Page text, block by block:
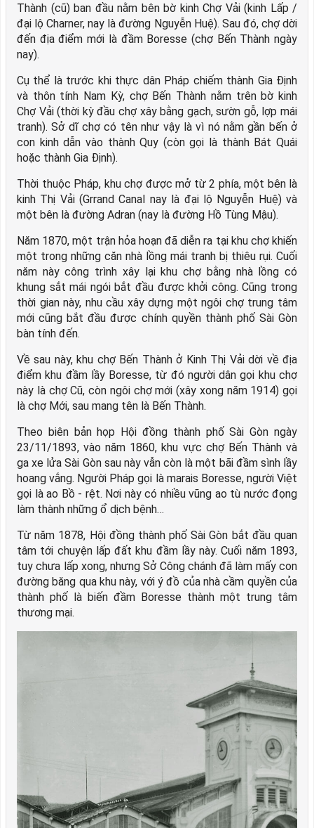
Thành (cũ) ban đầu nằm bên bờ kinh Chợ Vải (kinh Lấp /
đại lộ Charner, nay là đường Nguyễn Huệ). Sau đó, chợ dời
đến địa điểm mới là đầm Boresse (chợ Bến Thành ngày
nay).
Cụ thể là trước khi thực dân Pháp chiếm thành Gia Định
và thôn tính Nam Kỳ, chợ Bến Thành nằm trên bờ kinh
Chợ Vải (thời kỳ đầu chợ xây bằng gạch, sườn gỗ, lợp mái
tranh). Sở dĩ chợ có tên như vậy là vì nó nằm gần bến ở
con kinh dẫn vào thành Quy (còn gọi là thành Bát Quái
hoặc thành Gia Định).
Thời thuộc Pháp, khu chợ được mở từ 2 phía, một bên là
kinh Thị Vải (Grrand Canal nay là đại lộ Nguyễn Huệ) và
một bên là đường Adran (nay là đường Hồ Tùng Mậu).
Năm 1870, một trận hỏa hoạn đã diễn ra tại khu chợ khiến
một trong những căn nhà lồng mái tranh bị thiêu rụi. Cuối
năm này công trình xây lại khu chợ bằng nhà lồng có
khung sắt mái ngói bắt đầu được khởi công. Cũng trong
thời gian này, nhu cầu xây dựng một ngôi chợ trung tâm
mới cũng bắt đầu được chính quyền thành phố Sài Gòn
bàn tính đến.
Về sau này, khu chợ Bến Thành ở Kinh Thị Vải dời về địa
điểm khu đầm lầy Boresse, từ đó người dân gọi khu chợ
này là chợ Cũ, còn ngôi chợ mới (xây xong năm 1914) gọi
là chợ Mới, sau mang tên là Bến Thành.
Theo biên bản họp Hội đồng thành phố Sài Gòn ngày
23/11/1893, vào năm 1860, khu vực chợ Bến Thành và
ga xe lửa Sài Gòn sau này vẫn còn là một bãi đầm sình lầy
hoang vắng. Người Pháp gọi là marais Boresse, người Việt
gọi là ao Bồ - rệt. Nơi này có nhiều vũng ao tù nước đọng
làm thành những ổ dịch bệnh…
Từ năm 1878, Hội đồng thành phố Sài Gòn bắt đầu quan
tâm tới chuyện lấp đất khu đầm lầy này. Cuối năm 1893,
tuy chưa lấp xong, nhưng Sở Công chánh đã làm mấy con
đường băng qua khu này, với ý đồ của nhà cầm quyền của
thành phố là biến đầm Boresse thành một trung tâm
thương mại.